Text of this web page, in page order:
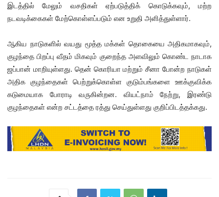
இடத்தில் மேலும் வசதிகள் ஏற்படுத்திக் கொடுக்கவும், மற்ற
நடவடிக்கைகள் மேற்கொள்ளப்படும் என உறுதி அளித்துள்ளார்.
ஆகிய நாடுகளில் வயது மூத்த மக்கள் தொகையை அதிகமாகவும்,
குழந்தை பிறப்பு வீதம் மிகவும் குறைந்த அளவிலும் கொண்ட நாடாக
ஜப்பான் மாறியுள்ளது. தென் கொரியா மற்றும் சீனா போன்ற நாடுகள்
அதிக குழந்தைகள் பெற்றுக்கொள்ள குடும்பங்களை ஊக்குவிக்க
கடுமையாக போராடி வருகின்றன. வியட்நாம் நேற்று, இரண்டு
குழந்தைகள் என்ற சட்டத்தை ரத்து செய்துள்ளது குறிப்பிடத்தக்கது.